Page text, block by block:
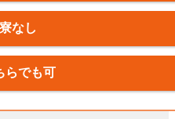
寮なし
らでも可